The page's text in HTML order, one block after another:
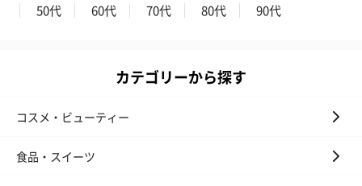
ンセンススティック
50代
60代 70代 80代 90代
カテゴリーから探す
コスメ・ビューティー
食品・スイーツ